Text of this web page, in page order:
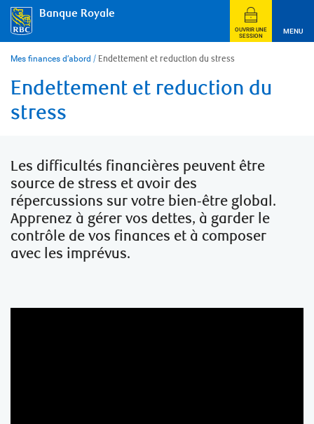
content
Banque Royale
OUVRIR UNE
SESSION
MENU
Mes finances d’abord / Endettement et reduction du stress
Endettement et reduction du
stress
Les difficultés financières peuvent être
source de stress et avoir des
répercussions sur votre bien-être global.
Apprenez à gérer vos dettes, à garder le
contrôle de vos finances et à composer
avec les imprévus.